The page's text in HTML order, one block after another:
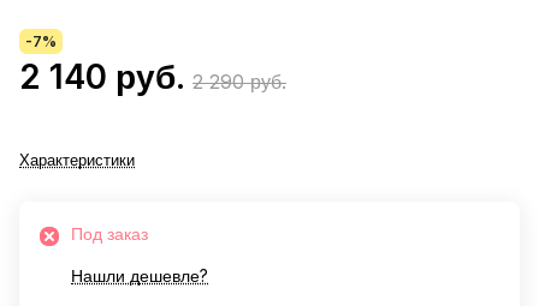
-7%
2 140 руб. 2 290 руб.
Характеристики
Под заказ
Нашли дешевле?